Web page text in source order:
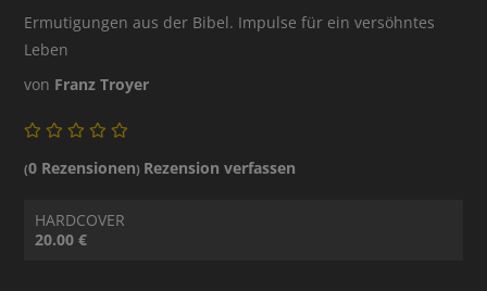
Ermutigungen aus der Bibel. Impulse für ein versöhntes
Leben
von Franz Troyer
(0 Rezensionen) Rezension verfassen
HARDCOVER
20.00 €